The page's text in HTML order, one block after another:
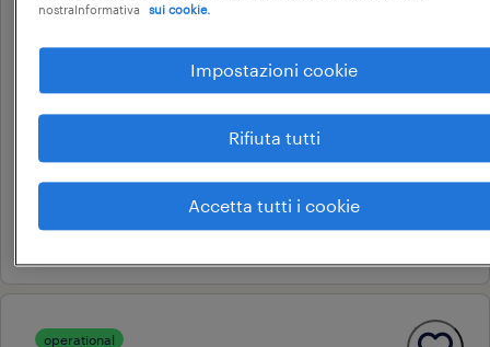
commesso settore gdo (f/m/nb)
- faenza (ra)
faenza, emilia-romagna
tempo determinato
22.000 € - 28.000 € annuale
4 agosto 2026
operational
nostraInformativa
sui cookie.
Impostazioni cookie
Rifiuta tutti
Accetta tutti i cookie